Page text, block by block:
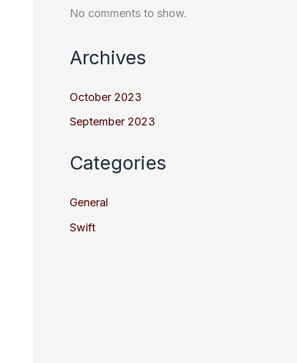
No comments to show.
Archives
October 2023
September 2023
Categories
General
Swift